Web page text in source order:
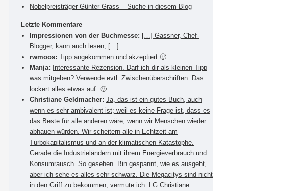
Nobelpreisträger Günter Grass – Suche in diesem Blog
Letzte Kommentare
Impressionen von der Buchmesse: […] Gassner, Chef-
Blogger, kann auch lesen, […]
rwmoos: Tipp angekommen und akzeptiert 🙂
Manja:
Interessante Rezension. Darf ich dir als kleinen Tipp
was mitgeben? Verwende evtl. Zwischenüberschriften. Das
lockert alles etwas auf. 🙂
Christiane Geldmacher: Ja, das ist ein gutes Buch, auch
wenn es sehr ambivalent ist; weil es keine Frage ist, dass es
das Beste für alle anderen wäre, wenn wir Menschen wieder
abhauen würden. Wir scheitern alle in Echtzeit am
Turbokapitalismus und an der klimatischen Katastophe.
Gerade die Industrieländern mit ihrem Energieverbrauch und
Konsumrausch. So gesehen. Bin gespannt, wie es ausgeht,
aber ich sehe es alles sehr schwarz. Die Megacitys sind nicht
in den Griff zu bekommen, vermute ich. LG Christiane